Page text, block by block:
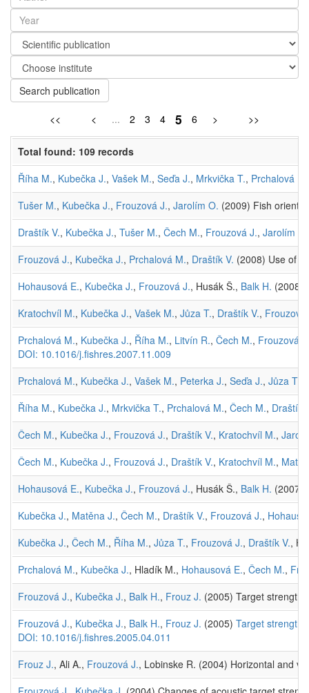
Search publication
<< < ... 2 3 4 5 6 > >>
Total found: 109 records
Říha M., Kubečka J., Vašek M., Seďa J., Mrkvička T., Prchalová M.
Tušer M., Kubečka J., Frouzová J., Jarolím O. (2009) Fish
Draštík V., Kubečka J., Tušer M., Čech M., Frouzová J., Jarolím O.
Frouzová J., Kubečka J., Prchalová M., Draštík V. (2008) Use of
Hohausová E., Kubečka J., Frouzová J., Husák Š., Balk H. (2008)
Kratochvíl M., Kubečka J., Vašek M., Jůza T., Draštík V., Frouzová
Prchalová M., Kubečka J., Říha M., Litvín R., Čech M., Frouzová J.
DOI: 10.1016/j.fishres.2007.11.009
Prchalová M., Kubečka J., Vašek M., Peterka J., Seďa J., Jůza T.
Říha M., Kubečka J., Mrkvička T., Prchalová M., Čech M., Draštík
Čech M., Kubečka J., Frouzová J., Draštík V., Kratochvíl M.,
Čech M., Kubečka J., Frouzová J., Draštík V., Kratochvíl M.,
Hohausová E., Kubečka J., Frouzová J., Husák Š., Balk H. (2007)
Kubečka J., Matěna J., Čech M., Draštík V., Frouzová J.,
Kubečka J., Čech M., Říha M., Jůza T., Frouzová J., Draštík V.,
Prchalová M., Kubečka J., Hladík M., Hohausová E., Čech M.,
Frouzová J., Kubečka J., Balk H., Frouz J. (2005) Target strength
Frouzová J., Kubečka J., Balk H., Frouz J. (2005) Target strength
DOI: 10.1016/j.fishres.2005.04.011
Frouz J., Ali A., Frouzová J., Lobinske R. (2004) Horizontal and